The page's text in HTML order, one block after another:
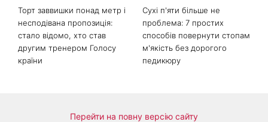
Торт заввишки понад метр і
несподівана пропозиція:
стало відомо, хто став
другим тренером Голосу
країни
Сухі п'яти більше не
проблема: 7 простих
способів повернути стопам
м'якість без дорогого
педикюру
Перейти на повну версію сайту